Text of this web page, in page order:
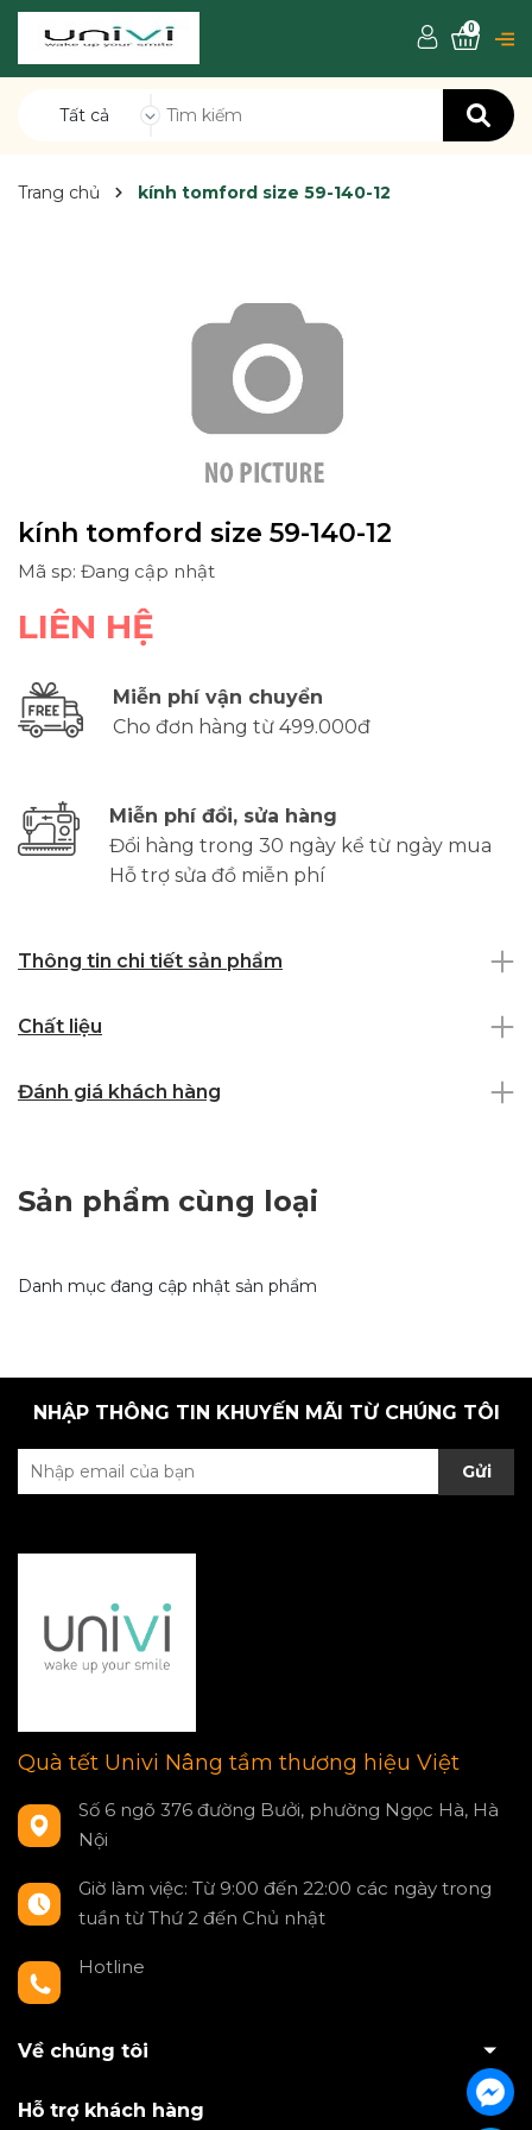
Tất cả
0
Trang chủ kính tomford size 59-140-12
kính tomford size 59-140-12
Mã sp: Đang cập nhật
LIÊN HỆ
Miễn phí vận chuyển
Cho đơn hàng từ 499.000đ
Miễn phí đổi, sửa hàng
Đổi hàng trong 30 ngày kể từ ngày mua
Hỗ trợ sửa đồ miễn phí
Thông tin chi tiết sản phẩm
Chất liệu
Đánh giá khách hàng
Sản phẩm cùng loại
Danh mục đang cập nhật sản phẩm
NHẬP THÔNG TIN KHUYẾN MÃI TỪ CHÚNG TÔI
Gửi
Quà tết Univi Nâng tầm thương hiệu Việt
Số 6 ngõ 376 đường Bưởi, phường Ngọc Hà, Hà
Nội
Giờ làm việc: Từ 9:00 đến 22:00 các ngày trong
tuần từ Thứ 2 đến Chủ nhật
Hotline
Về chúng tôi
Hỗ trợ khách hàng